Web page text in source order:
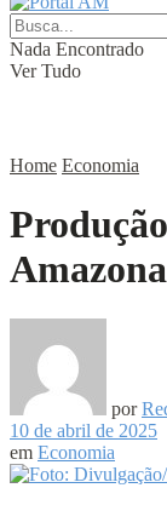
Nada Encontrado
Ver Tudo
Home Economia
por
10 de abril de 2025
em Economia